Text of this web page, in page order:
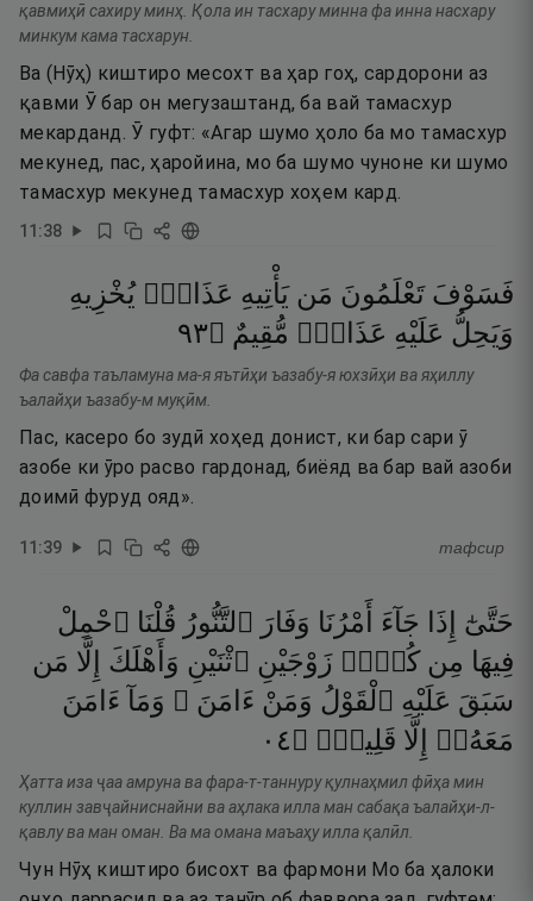
қавмиҳӣ сахиру минҳ. Қола ин тасхару минна фа инна насхару
минкум кама тасхарун.
Ва (Нӯҳ) киштиро месохт ва ҳар гоҳ, сардорони аз
қавми Ӯ бар он мегузаштанд, ба вай тамасхур
мекарданд. Ӯ гуфт: «Агар шумо ҳоло ба мо тамасхур
мекунед, пас, ҳаройина, мо ба шумо чуноне ки шумо
тамасхур мекунед тамасхур хоҳем кард.
11:38
فَسَوْفَ تَعْلَمُونَ مَن يَأْتِيهِ عَذَابٌۭ يُخْزِيهِ
وَيَحِلُّ عَلَيْهِ عَذَابٌۭ مُّقِيمٌ ۝٣٩
Фа савфа таъламуна ма-я яътӣҳи ъазабу-я юхзӣҳи ва яҳиллу
ъалайҳи ъазабу-м муқӣм.
Пас, касеро бо зудӣ хоҳед донист, ки бар сари ӯ
азобе ки ӯро расво гардонад, биёяд ва бар вай азоби
доимӣ фуруд ояд».
11:39 тафсир
حَتَّىٰٓ إِذَا جَآءَ أَمْرُنَا وَفَارَ ٱلتَّنُّورُ قُلْنَا ٱحْمِلْ
فِيهَا مِن كُلٍّۢ زَوْجَيْنِ ٱثْنَيْنِ وَأَهْلَكَ إِلَّا مَن
سَبَقَ عَلَيْهِ ٱلْقَوْلُ وَمَنْ ءَامَنَ ۚ وَمَآ ءَامَنَ
مَعَهُۥٓ
إِلَّا قَلِيلٌۭ ۝٤٠
Ҳатта иза ҷаа амруна ва фара-т-таннуру қулнаҳмил фӣҳа мин
куллин завҷайниснайни ва аҳлака илла ман сабақа ъалайҳи-л-
қавлу ва ман оман. Ва ма омана маъаҳу илла қалӣл.
Чун Нӯҳ киштиро бисохт ва фармони Мо ба ҳалоки